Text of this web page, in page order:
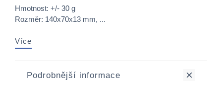
Hmotnost: +/- 30 g
Rozměr: 140x70x13 mm, ...
Více
Podrobnější informace